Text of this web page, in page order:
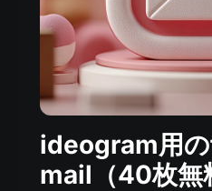
ideogram用
mail（40枚無